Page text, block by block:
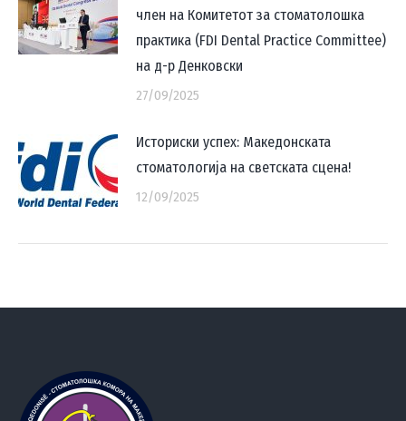
член на Комитетот за стоматолошка
практика (FDI Dental Practice Committee)
на д-р Денковски
27/09/2025
Историски успех: Македонската
стоматологија на светската сцена!
12/09/2025